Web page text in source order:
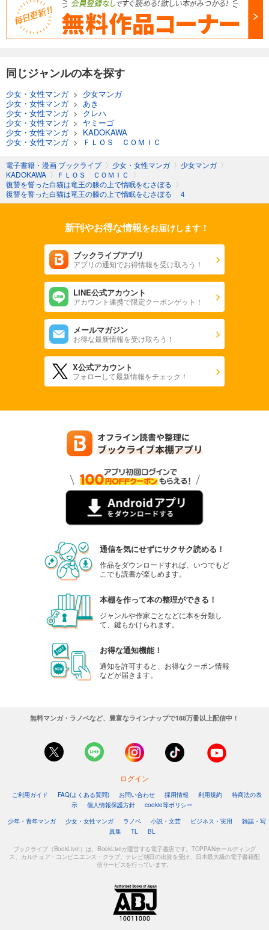
同じジャンルの本を探す
少女・女性マンガ> 少女マンガ
少女・女性マンガ> あき
少女・女性マンガ> クレハ
少女・女性マンガ> ヤミーゴ
少女・女性マンガ> KADOKAWA
少女・女性マンガ> ＦＬＯＳ ＣＯＭＩＣ
電子書籍・漫画 ブックライブ 〉 少女・女性マンガ 〉 少女マンガ 〉
KADOKAWA 〉 ＦＬＯＳ ＣＯＭＩＣ
〉
復讐を誓った白猫は竜王の膝の上で惰眠をむさぼる 〉
復讐を誓った白猫は竜王の膝の上で惰眠をむさぼる ４
新刊やお得な情報をお届けします！
ブックライブアプリ
アプリの通知でお得情報を受け取ろう！
LINE公式アカウント
アカウント連携で限定クーポンゲット！
メールマガジン
お得な最新情報を受け取ろう！
X公式アカウント
フォローして最新情報をチェック！
通信を気にせずにサクサク読める！
作品をダウンロードすれば、いつでもど
こでも読書が楽しめます。
本棚を作って本の整理ができる！
ジャンルや作家ごとなどに本を分類し
て、鍵もかけられます。
お得な通知機能！
通知を許可すると、お得なクーポン情報
などが届きます。
無料マンガ・ラノベなど、豊富なラインナップで188万冊以上配信中！
ログイン
ご利用ガイド FAQ(よくある質問) お問い合わせ 採用情報 利用規約
特商法の表
示
個人情報保護方針
cookie等ポリシー
少年・青年マンガ
少女・女性マンガ ラノベ 小説・文芸 ビジネス・実用
雑誌・写
真集
TL BL
ブックライブ（BookLive!）は、BookLiveが運営する電子書店です。TOPPANホールディング
ス、カルチュア・コンビニエンス・クラブ、テレビ朝日の出資を受け、日本最大級の電子書籍配
信サービスを行っています。